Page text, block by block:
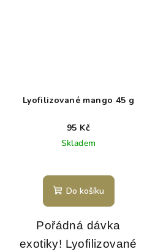
Lyofilizované mango 45 g
95 Kč
Skladem
Do košíku
Pořádná dávka
exotiky! Lyofilizované